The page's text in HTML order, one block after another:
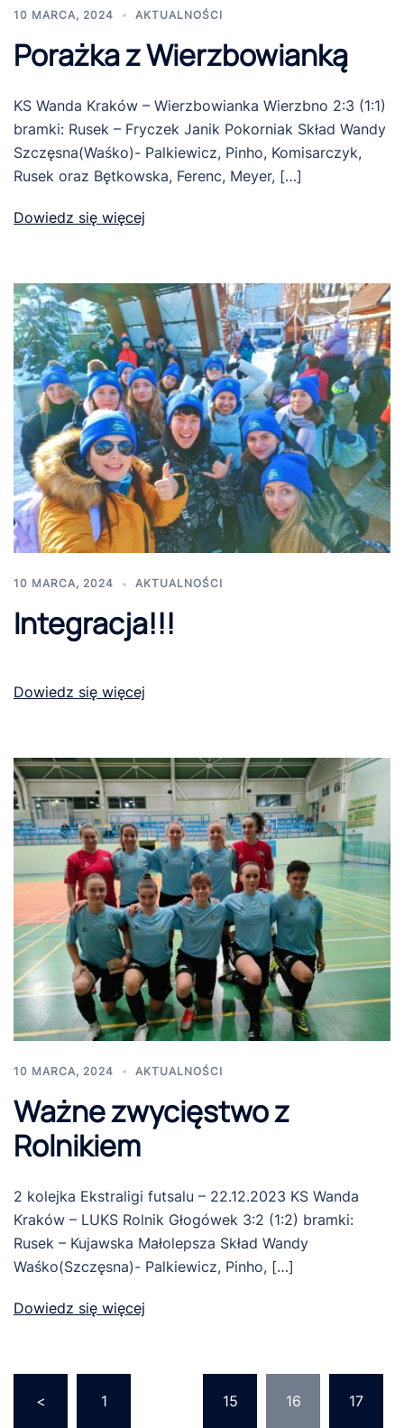
10 MARCA, 2024 AKTUALNOŚCI
Porażka z Wierzbowianką
KS Wanda Kraków – Wierzbowianka Wierzbno 2:3 (1:1)
bramki: Rusek – Fryczek Janik Pokorniak Skład Wandy
Szczęsna(Waśko)- Palkiewicz, Pinho, Komisarczyk,
Rusek oraz Bętkowska, Ferenc, Meyer, […]
Dowiedz się więcej
10 MARCA, 2024 AKTUALNOŚCI
Integracja!!!
Dowiedz się więcej
10 MARCA, 2024 AKTUALNOŚCI
Ważne zwycięstwo z
Rolnikiem
2 kolejka Ekstraligi futsalu – 22.12.2023 KS Wanda
Kraków – LUKS Rolnik Głogówek 3:2 (1:2) bramki:
Rusek – Kujawska Małolepsza Skład Wandy
Waśko(Szczęsna)- Palkiewicz, Pinho, […]
Dowiedz się więcej
wpisów
< 1 15 16 17